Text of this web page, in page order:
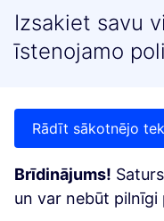
Izsakiet savu
īstenojamo
Rādīt sākotnējo
Brīdinājums!
un var nebūt pilnīgi